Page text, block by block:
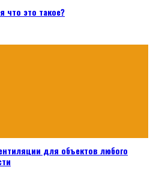
что это такое?
для объектов любого